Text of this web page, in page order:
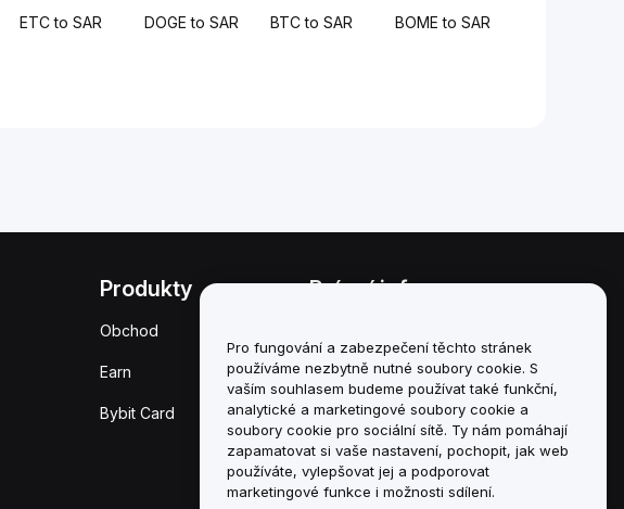
ETC to SAR DOGE to SAR BTC to SAR BOME to SAR
Produkty
Obchod
Earn
Bybit Card
Právní informace
Souhrn zásad úschovy a
správy
Informace o ESG
Crypto-Asset White
Papers
Pro fungování a zabezpečení těchto stránek
používáme nezbytně nutné soubory cookie. S
vaším souhlasem budeme používat také funkční,
analytické a marketingové soubory cookie a
soubory cookie pro sociální sítě. Ty nám pomáhají
zapamatovat si vaše nastavení, pochopit, jak web
používáte, vylepšovat jej a podporovat
marketingové funkce i možnosti sdílení.